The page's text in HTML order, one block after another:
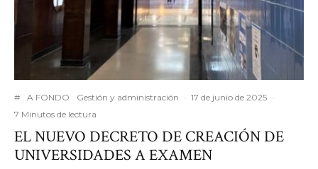
# A FONDO Gestión y administración · 17 de junio de 2025 ·
7 Minutos de lectura
EL NUEVO DECRETO DE CREACIÓN DE
UNIVERSIDADES A EXAMEN